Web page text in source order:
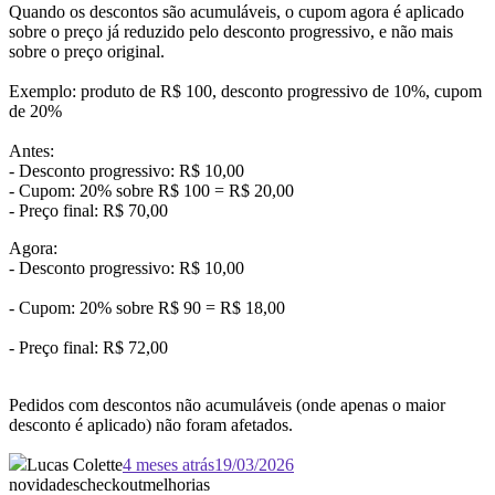
Quando os descontos são acumuláveis, o cupom agora é aplicado
sobre o preço já reduzido pelo desconto progressivo, e não mais
sobre o preço original.
Exemplo: produto de R$ 100, desconto progressivo de 10%, cupom
de 20%
Antes:
- Desconto progressivo: R$ 10,00
- Cupom: 20% sobre R$ 100 = R$ 20,00
- Preço final: R$ 70,00
Agora:
- Desconto progressivo: R$ 10,00
- Cupom: 20% sobre R$ 90 = R$ 18,00
- Preço final: R$ 72,00
Pedidos com descontos não acumuláveis (onde apenas o maior
desconto é aplicado) não foram afetados.
Lucas Colette4 meses atrás19/03/2026
novidadescheckoutmelhorias